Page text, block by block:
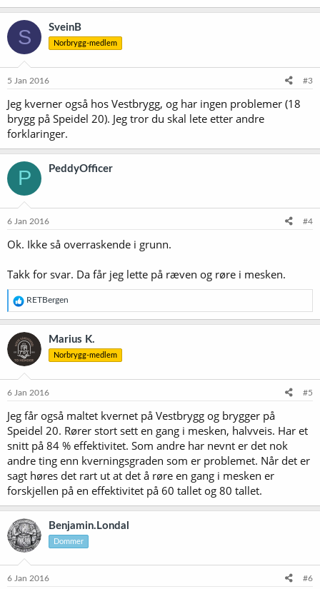
S SveinB
Norbrygg-medlem
5 Jan 2016 #3
Jeg kverner også hos Vestbrygg, og har ingen problemer (18
brygg på Speidel 20). Jeg tror du skal lete etter andre
forklaringer.
P PeddyOfficer
6 Jan 2016 #4
Ok. Ikke så overraskende i grunn.
Takk for svar. Da får jeg lette på ræven og røre i mesken.
R
e
a
k
s
j
o
e
:
RETBergen
Marius K.
Norbrygg-medlem
6 Jan 2016 #5
Jeg får også maltet kvernet på Vestbrygg og brygger på
Speidel 20. Rører stort sett en gang i mesken, halvveis. Har et
snitt på 84 % effektivitet. Som andre har nevnt er det nok
andre ting enn kverningsgraden som er problemet. Når det er
sagt høres det rart ut at det å røre en gang i mesken er
forskjellen på en effektivitet på 60 tallet og 80 tallet.
Benjamin.Londal
Dommer
6 Jan 2016 #6